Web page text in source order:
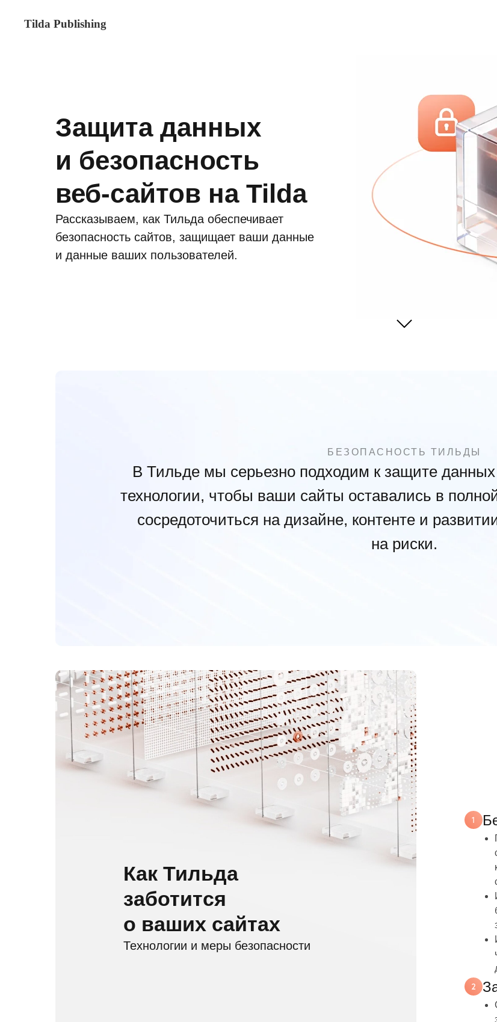
Tilda Publishing
Защита данных
и безопасность
веб-сайтов на Tilda
Рассказываем, как Тильда обеспечивает
безопасность сайтов, защищает ваши данные
и данные ваших пользователей.
БЕЗОПАСНОСТЬ ТИЛЬДЫ
В Тильде мы серьезно подходим к защите
технологии, чтобы ваши сайты оставались в
сосредоточиться на дизайне, контенте и
на риски.
Как Тильда
заботится
о ваших сайтах
Технологии и меры безопасности